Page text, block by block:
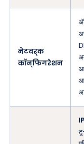
नेटवर्क
कॉन्फिगरेशन